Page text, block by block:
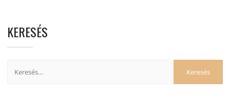
KERESÉS